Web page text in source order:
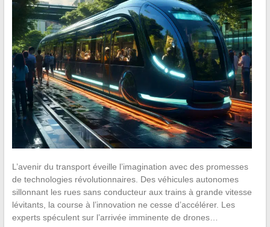
L’avenir du transport éveille l’imagination avec des promesses
de technologies révolutionnaires. Des véhicules autonomes
sillonnant les rues sans conducteur aux trains à grande vitesse
lévitants, la course à l’innovation ne cesse d’accélérer. Les
experts spéculent sur l’arrivée imminente de drones…